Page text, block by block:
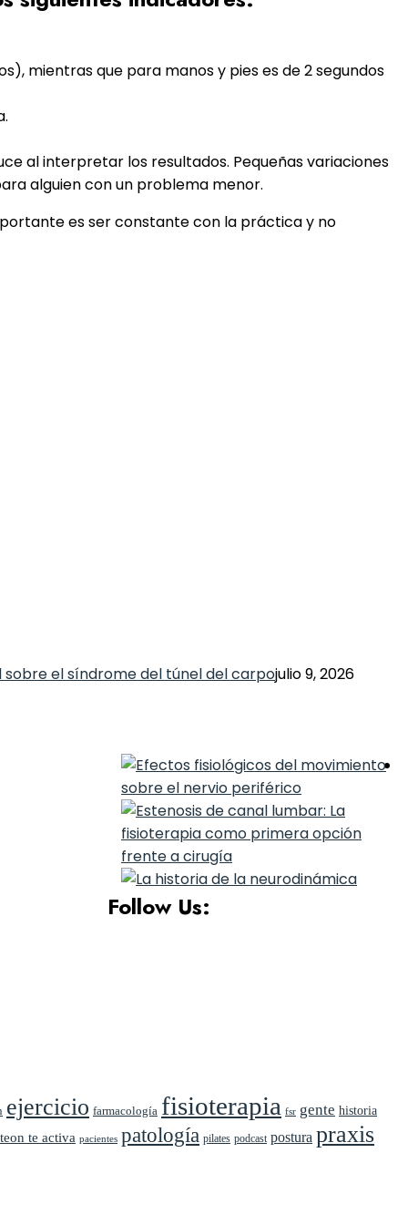
mientras que para manos y pies es de 2 segundos
al interpretar los resultados. Pequeñas variaciones
alguien con un problema menor.
es ser constante con la práctica y no
el síndrome del túnel del carpojulio 9, 2026
Follow Us:
ejercicio farmacología fisioterapia fsr gente historia
te activa pacientes patología pilates podcast postura praxis